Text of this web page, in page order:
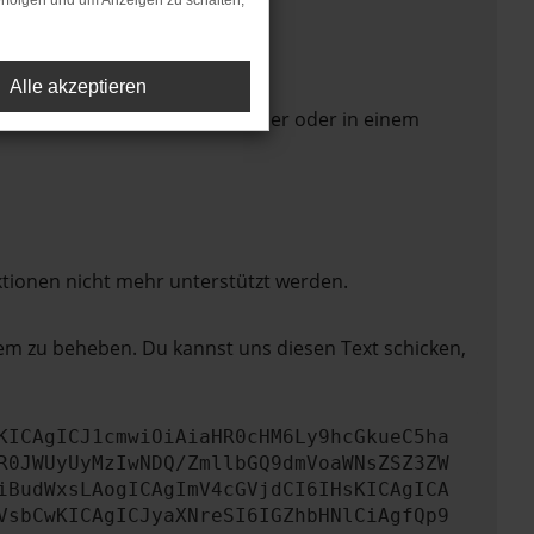
in einem anderen Browser oder in einem
nicht mehr unterstützt werden.
zu beheben. Du kannst uns diesen Text schicken,
ZmllbGQ9dmVoaWNsZSZ3ZW
Alle akzeptieren